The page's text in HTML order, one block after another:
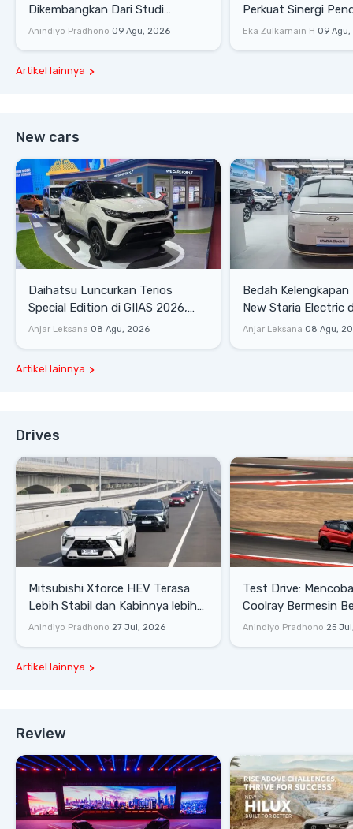
Dikembangkan Dari Studi
Komprehensif di Indonesia
Anindiyo Pradhono 09 Agu, 2026
Perkuat Sinergi
Industri Otomotif
Eka Zulkarnain H 09
Artikel lainnya
New cars
Daihatsu Luncurkan Terios
Special Edition di GIIAS 2026,
Stok Terbatas
Anjar Leksana 08 Agu, 2026
Bedah Kelengkapan
New Staria Electric
yang Dikenalkan di
Anjar Leksana 08 Agu,
Artikel lainnya
Drives
Mitsubishi Xforce HEV Terasa
Lebih Stabil dan Kabinnya lebih
Senyap
Anindiyo Pradhono 27 Jul, 2026
Test Drive: Mencoba Geely
Coolray Bermesin
di Sirkuit Mandalika
Anindiyo Pradhono 25
Artikel lainnya
Review